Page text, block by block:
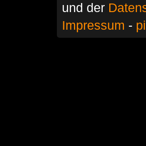
und der
Impressum -